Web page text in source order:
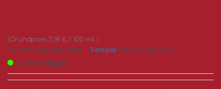
7,18 €/ 100 ml
7% USt. sind schon drin –Versand kommt obendrauf.
sofort verfügbar